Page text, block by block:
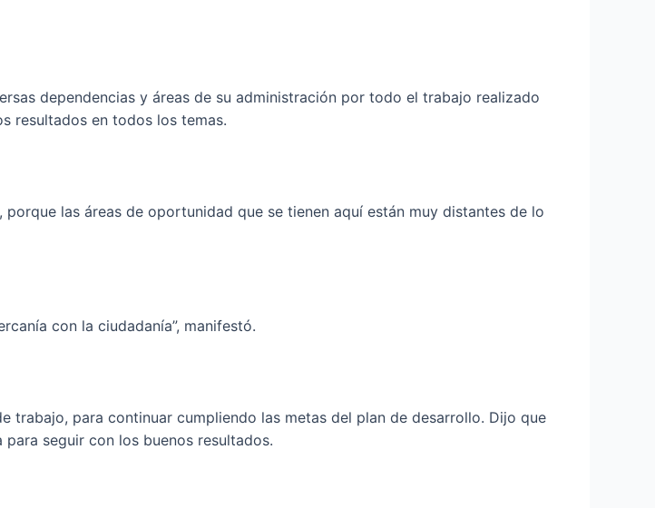
dependencias y áreas de su administración por todo el trabajo realizado
resultados en todos los temas.
las áreas de oportunidad que se tienen aquí están muy distantes de lo
con la ciudadanía”, manifestó.
para continuar cumpliendo las metas del plan de desarrollo. Dijo que
seguir con los buenos resultados.